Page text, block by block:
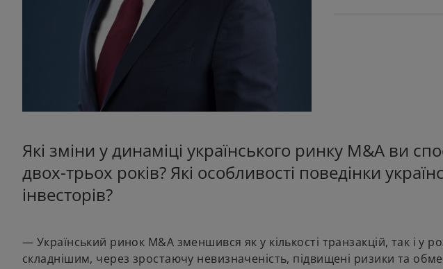
Які зміни у динаміці українського ринку M&A ви
двох-трьох років? Які особливості поведінки
інвесторів?
— Український ринок M&A зменшився як у кількості транзакцій, так і у
складнішим, через зростаючу невизначеність, підвищені ризики та